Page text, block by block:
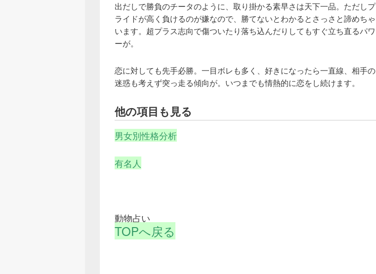
出だしで勝負のチータのように、取り掛かる素早さは天下一品。ただしプ
ライドが高く負けるのが嫌なので、勝てないとわかるとさっさと諦めちゃ
います。超プラス志向で傷ついたり落ち込んだりしてもすぐ立ち直るパワ
ーが。
恋に対しても先手必勝。一目ボレも多く、好きになったら一直線、相手の
迷惑も考えず突っ走る傾向が。いつまでも情熱的に恋をし続けます。
他の項目も見る
男女別性格分析
有名人
動物占い
TOPへ戻る